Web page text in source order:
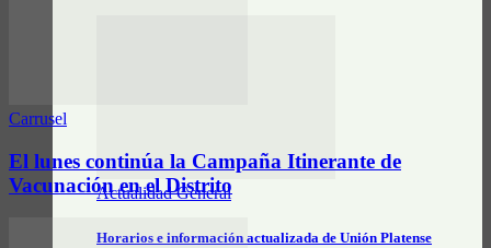
Actualidad General
Horarios e información actualizada de Unión Platense
Carrusel
El lunes continúa la Campaña Itinerante de
Vacunación en el Distrito